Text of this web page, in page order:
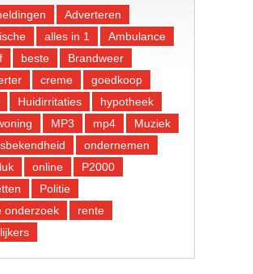
Adverteren
alles in 1
Ambulance
beste
Brandweer
creme
goedkoop
Huidirritaties
hypotheek
MP3 mp4
Muziek
ondernemen
online
P2000
Politie
onderzoek
rente